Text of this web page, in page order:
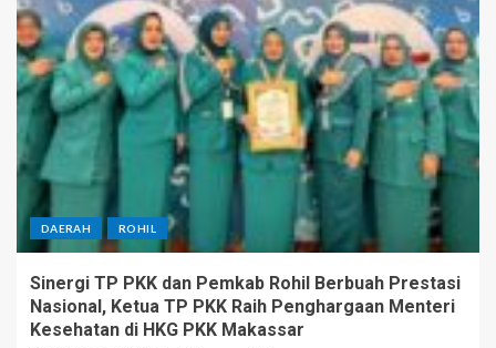
DAERAH ROHIL
Sinergi TP PKK dan Pemkab Rohil Berbuah Prestasi
Nasional, Ketua TP PKK Raih Penghargaan Menteri
Kesehatan di HKG PKK Makassar